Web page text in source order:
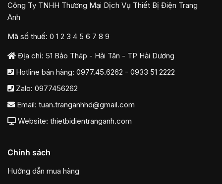
Công Ty TNHH Thương Mại Dịch Vụ Thiết Bị Điện Trang
Anh
Mã số thuế: 0 1 2 3 4 5 6 7 8 9
Địa chỉ: 51 Bảo Tháp - Hải Tân - TP Hải Dương
Hotline bán hàng: 0977.45.6262 - 0933 51 2222
Zalo: 0977456262
Email: tuan.tranganhhd@gmail.com
Website: thietbidientranganh.com
Chính sách
Hướng dẫn mua hàng